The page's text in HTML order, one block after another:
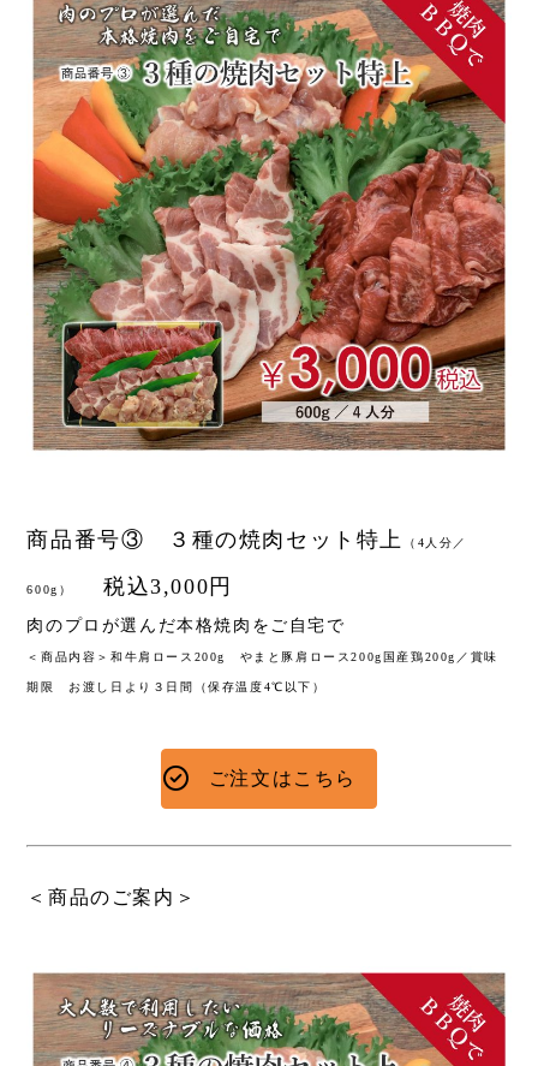
商品番号③ ３種の焼肉セット特上 （4人分／
600g） 税込3,000円
肉のプロが選んだ本格焼肉をご自宅で
＜商品内容＞和牛肩ロース200g やまと豚肩ロース200g国産鶏200g／賞味
期限 お渡し日より３日間（保存温度4℃以下）
ご注文はこちら
＜商品のご案内＞